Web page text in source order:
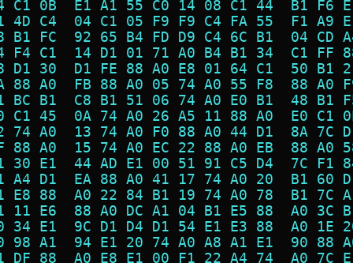
C1 0B  E1 A1 55 C0 14 08 C1 44  B1
4D C4  04 C1 05 F9 F9 C4 FA 55  F1
B1 FC  92 65 B4 FD D9 C4 6C B1  04
F4 C1  14 D1 01 71 A0 B4 B1 34  C1
D1 30  D1 FE 88 A0 E8 01 64 C1  50
88 A0  FB 88 A0 05 74 A0 55 F8  88
BC B1  C8 B1 51 06 74 A0 E0 B1  48
C1 45  0A 74 A0 26 A5 11 88 A0  E0
74 A0  13 74 A0 F0 88 A0 44 D1  8A
88 A0  15 74 A0 EC 22 88 A0 EB  88
30 E1  44 AD E1 00 51 91 C5 D4  7C
A4 D1  EA 88 A0 41 17 74 A0 20  B1
E8 88  A0 22 84 B1 19 74 A0 78  B1
11 E6  88 A0 DC A1 04 B1 E5 88  A0
34 E1  9C D1 D4 D1 54 E1 E3 88  A0
98 A1  94 E1 20 74 A0 A8 A1 E1  90
DF 88  A0 E8 E1 00 F1 22 A4 74  A0